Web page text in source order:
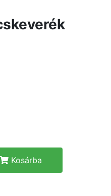
Kosárba